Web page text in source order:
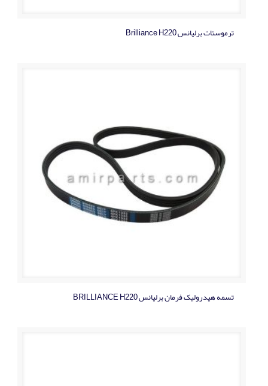
ترموستات برلیانس Brilliance H220
تسمه هیدرولیک فرمان برلیانس BRILLIANCE H220